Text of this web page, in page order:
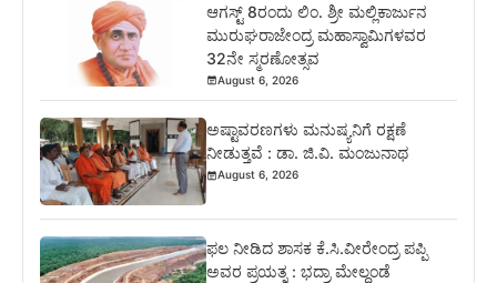
ಆಗಸ್ಟ್ 8ರಂದು ಲಿಂ. ಶ್ರೀ ಮಲ್ಲಿಕಾರ್ಜುನ
ಮುರುಘರಾಜೇಂದ್ರ ಮಹಾಸ್ವಾಮಿಗಳವರ
32ನೇ ಸ್ಮರಣೋತ್ಸವ
August 6, 2026
ಅಷ್ಟಾವರಣಗಳು ಮನುಷ್ಯನಿಗೆ ರಕ್ಷಣೆ
ನೀಡುತ್ತವೆ : ಡಾ. ಜಿ.ವಿ. ಮಂಜುನಾಥ
August 6, 2026
ಫಲ ನೀಡಿದ ಶಾಸಕ ಕೆ.ಸಿ.ವೀರೇಂದ್ರ ಪಪ್ಪಿ
ಅವರ ಪ್ರಯತ್ನ : ಭದ್ರಾ ಮೇಲ್ದಂಡೆ